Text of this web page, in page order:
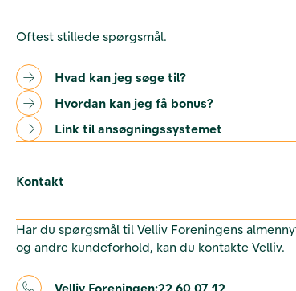
Oftest stillede spørgsmål.
Hvad kan jeg søge til?
Hvordan kan jeg få bonus?
Link til ansøgningssystemet
Kontakt
Har du spørgsmål til Velliv Foreningens
og andre kundeforhold, kan du kontakte Velliv.
Velliv Foreningen:22 60 07 12